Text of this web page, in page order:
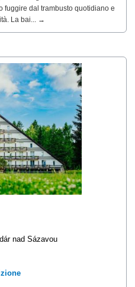
fuggire dal trambusto quotidiano e
La bai... →
nad Sázavou